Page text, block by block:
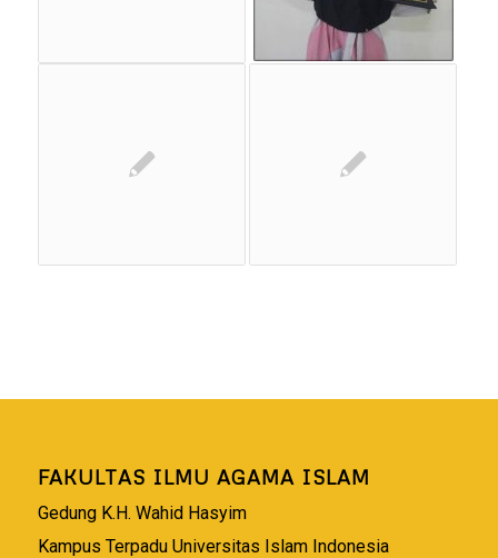
FAKULTAS ILMU AGAMA ISLAM
Gedung K.H. Wahid Hasyim
Kampus Terpadu Universitas Islam Indonesia